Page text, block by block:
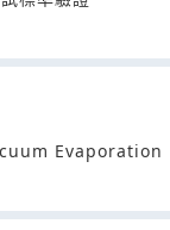
Evaporation